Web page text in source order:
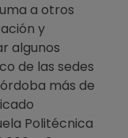
a otros
y
algunos
de las sedes
más de
Politécnica